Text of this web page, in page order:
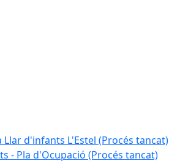
d'infants L'Estel (Procés tancat)
- Pla d'Ocupació (Procés tancat)